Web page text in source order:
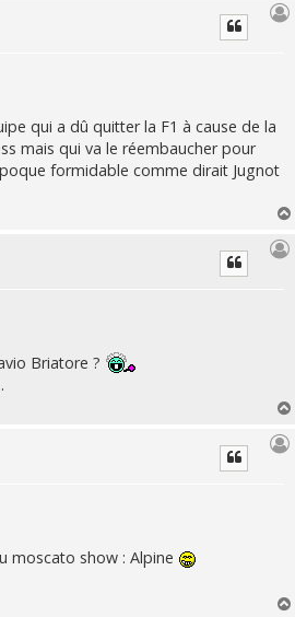
qui a dû quitter la F1 à cause de la
mais qui va le réembaucher pour
formidable comme dirait Jugnot
Briatore ?
moscato show : Alpine